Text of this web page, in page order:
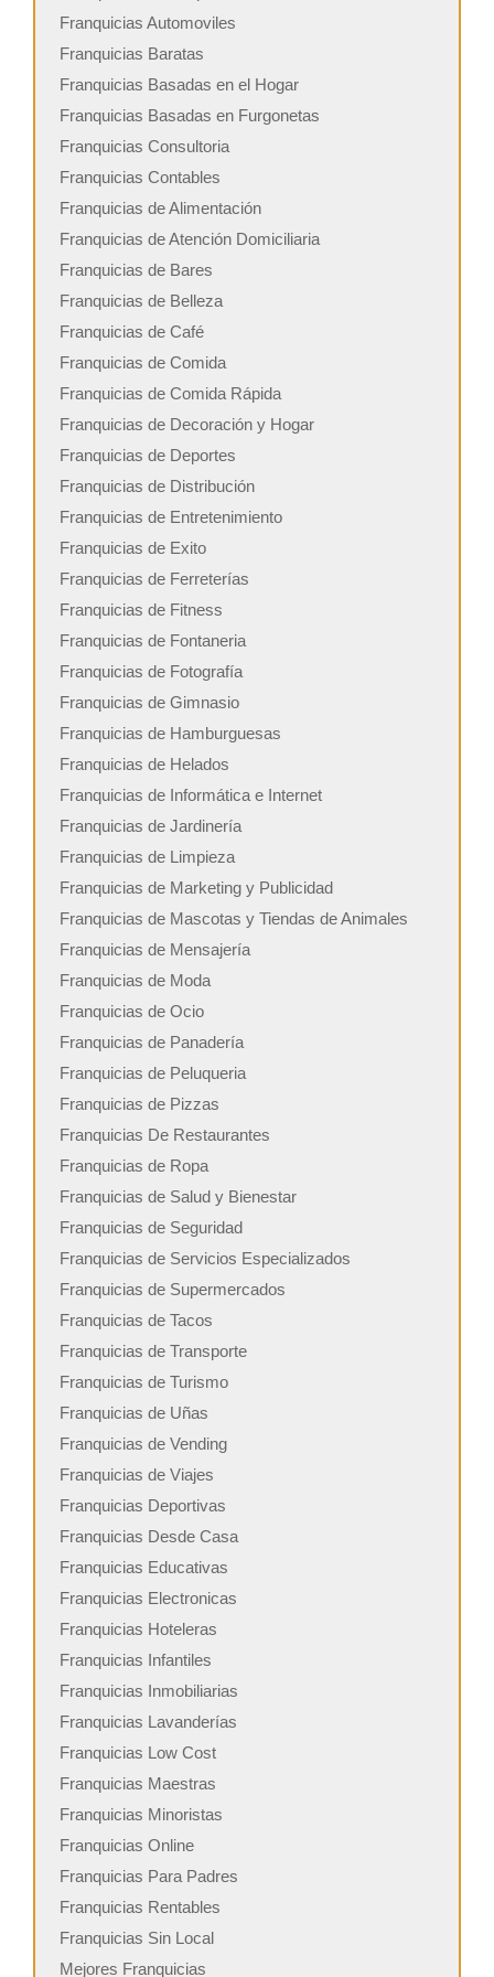
Franquicias Automoviles
Franquicias Baratas
Franquicias Basadas en el Hogar
Franquicias Basadas en Furgonetas
Franquicias Consultoria
Franquicias Contables
Franquicias de Alimentación
Franquicias de Atención Domiciliaria
Franquicias de Bares
Franquicias de Belleza
Franquicias de Café
Franquicias de Comida
Franquicias de Comida Rápida
Franquicias de Decoración y Hogar
Franquicias de Deportes
Franquicias de Distribución
Franquicias de Entretenimiento
Franquicias de Exito
Franquicias de Ferreterías
Franquicias de Fitness
Franquicias de Fontaneria
Franquicias de Fotografía
Franquicias de Gimnasio
Franquicias de Hamburguesas
Franquicias de Helados
Franquicias de Informática e Internet
Franquicias de Jardinería
Franquicias de Limpieza
Franquicias de Marketing y Publicidad
Franquicias de Mascotas y Tiendas de Animales
Franquicias de Mensajería
Franquicias de Moda
Franquicias de Ocio
Franquicias de Panadería
Franquicias de Peluqueria
Franquicias de Pizzas
Franquicias De Restaurantes
Franquicias de Ropa
Franquicias de Salud y Bienestar
Franquicias de Seguridad
Franquicias de Servicios Especializados
Franquicias de Supermercados
Franquicias de Tacos
Franquicias de Transporte
Franquicias de Turismo
Franquicias de Uñas
Franquicias de Vending
Franquicias de Viajes
Franquicias Deportivas
Franquicias Desde Casa
Franquicias Educativas
Franquicias Electronicas
Franquicias Hoteleras
Franquicias Infantiles
Franquicias Inmobiliarias
Franquicias Lavanderías
Franquicias Low Cost
Franquicias Maestras
Franquicias Minoristas
Franquicias Online
Franquicias Para Padres
Franquicias Rentables
Franquicias Sin Local
Mejores Franquicias